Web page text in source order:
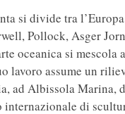
si divide tra
Pollock, Asger
oceanica si
lavoro assume un
ad Albissola Marina,
di